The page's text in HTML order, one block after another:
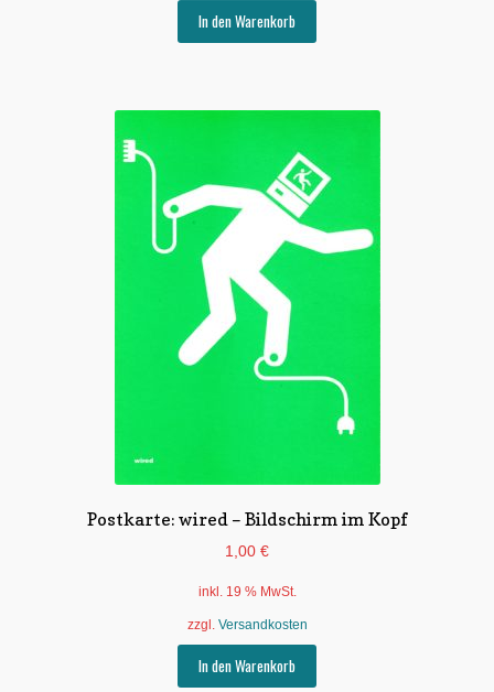
In den Warenkorb
Postkarte: wired – Bildschirm im Kopf
1,00 €
inkl. 19 % MwSt.
zzgl. Versandkosten
In den Warenkorb